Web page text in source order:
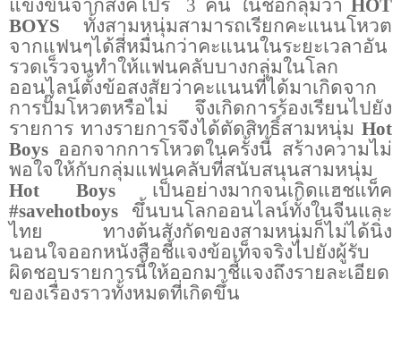
แข่งขันจากสิงคโปร์
3 คน ในชื่อกลุ่มว่าHOT
BOYS
ทั้งสามหนุ่มสามารถเรียกคะแนนโหวต
จากแฟนๆได้สี่หมื่นกว่าคะแนนในระยะเวลาอัน
รวดเร็วจนทำให้แฟนคลับบางกลุ่มในโลก
ออนไลน์ตั้งข้อสงสัยว่าคะแนนที่ได้มาเกิดจาก
การปั๊มโหวตหรือไม่ จึงเกิดการร้องเรียนไปยัง
รายการ ทางรายการจึงได้ตัดสิทธิ์สามหนุ่ม Hot
Boys ออกจากการโหวตในครั้งนี้ สร้างความไม่
พอใจให้กับกลุ่มแฟนคลับที่สนับสนุนสามหนุ่ม
Hot Boys
เป็นอย่างมากจนเกิดแฮชแท็ค
#savehotboys
ขึ้นบนโลกออนไลน์ทั้งในจีนและ
ไทย ทางต้นสังกัดของสามหนุ่มก็ไม่ได้นิ่ง
นอนใจออกหนังสือชี้แจงข้อเท็จจริงไปยังผู้รับ
ผิดชอบรายการนี้ให้ออกมาชี้แจงถึงรายละเอียด
ของเรื่องราวทั้งหมดที่เกิดขึ้น